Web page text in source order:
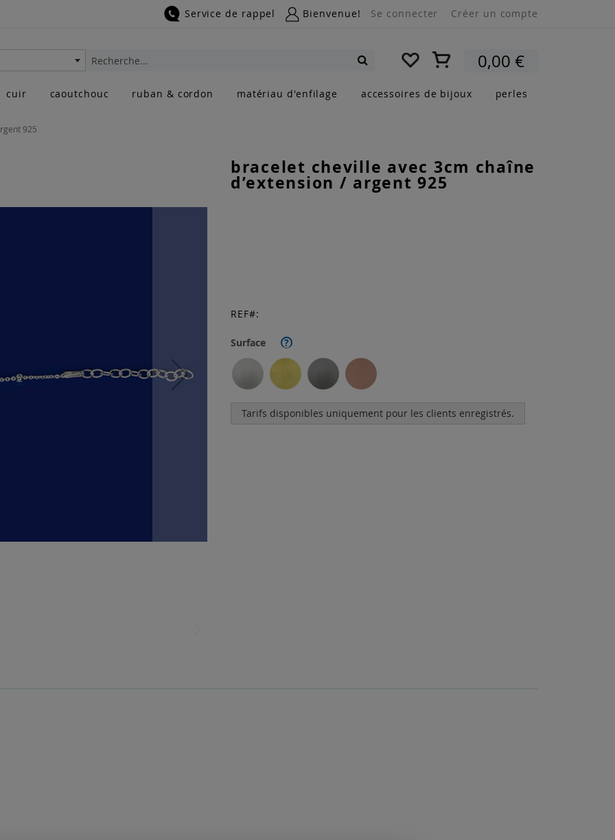
Service de rappel Bienvenue! Se connecter Créer un compte
Mon panier0,00 €
Rechercher
cuir caoutchouc ruban & cordon matériau d'enfilage accessoires de bijoux perles
925
bracelet cheville avec 3cm chaîne
d’extension / argent 925
Surface ?
Tarifs disponibles uniquement pour les clients enregistrés.
REF